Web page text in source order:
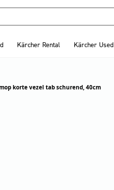
Kärcher Rental Kärcher Used
korte vezel tab schurend, 40cm